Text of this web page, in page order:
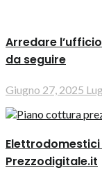
Arredare
da seguire
Giugno 27, 2025
Prezzodigitale.it